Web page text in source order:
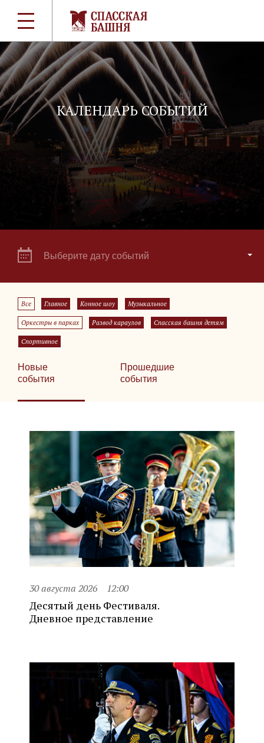
КАЛЕНДАРЬ СОБЫТИЙ
Выберите дату событий
Все Главное Конное шоу Музыкальное
Оркестры в парках Развод караулов Спасская башня детям
Спортивное
Новые
события
Прошедшие
события
30 августа 2026 12:00
Десятый день Фестиваля.
Дневное представление